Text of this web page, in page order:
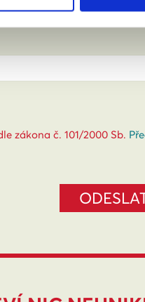
zákona č. 101/2000 Sb.